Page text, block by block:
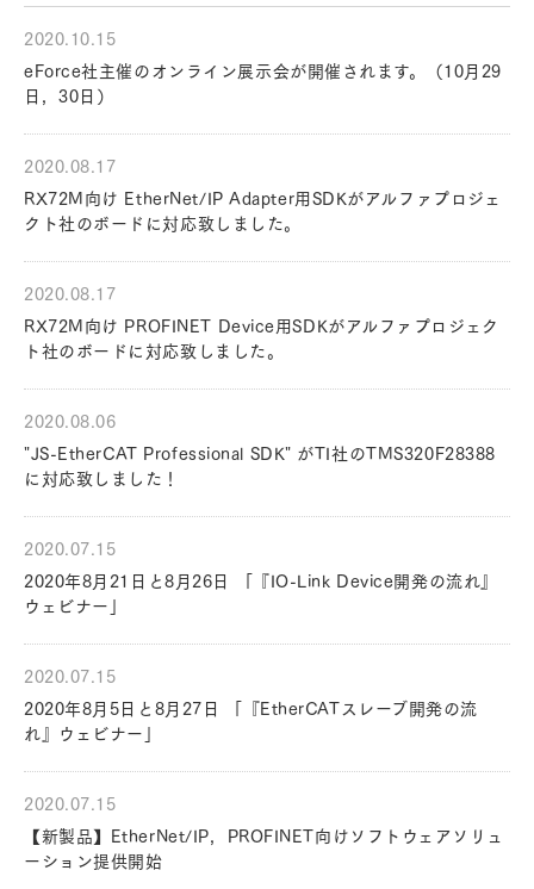
2020.10.15
eForce社主催のオンライン展示会が開催されます。（10月29
日，30日）
2020.08.17
RX72M向け EtherNet/IP Adapter用SDKがアルファプロジェ
クト社のボードに対応致しました。
2020.08.17
RX72M向け PROFINET Device用SDKがアルファプロジェク
ト社のボードに対応致しました。
2020.08.06
"JS-EtherCAT Professional SDK" がTI社のTMS320F28388
に対応致しました！
2020.07.15
2020年8月21日と8月26日 「『IO-Link Device開発の流れ』
ウェビナー」
2020.07.15
2020年8月5日と8月27日 「『EtherCATスレーブ開発の流
れ』ウェビナー」
2020.07.15
【新製品】EtherNet/IP，PROFINET向けソフトウェアソリュ
ーション提供開始